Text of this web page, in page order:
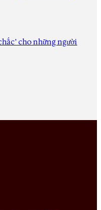
cho những người